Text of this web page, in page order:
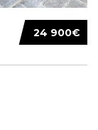
24 900€